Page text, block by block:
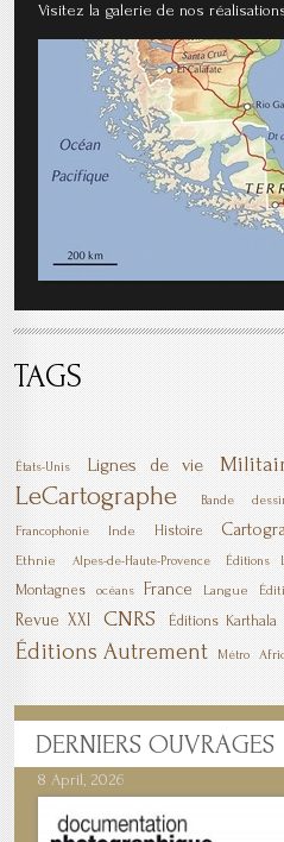
Visitez la galerie de nos
TAGS
États-Unis Lignes de vie
LeCartographe Bande
Francophonie Inde Histoire
Ethnie Alpes-de-Haute-Provence Éditions
Montagnes océans France Langue
Revue XXI CNRS Éditions Karthala
Éditions Autrement Métro
DERNIERS OUVRAGES
8 April, 2026
7 April, 2026
1 March, 2026
23 December, 2025
9 December, 2025
6 October, 2025
5 April, 2025
17 March, 2025
11 January, 2025
10 January, 2025